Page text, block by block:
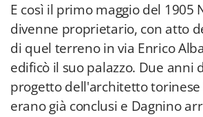
E così il primo maggio del 1905
divenne proprietario, con atto
di quel terreno in via Enrico
edificò il suo palazzo. Due anni
progetto dell'architetto torinese
erano già conclusi e Dagnino